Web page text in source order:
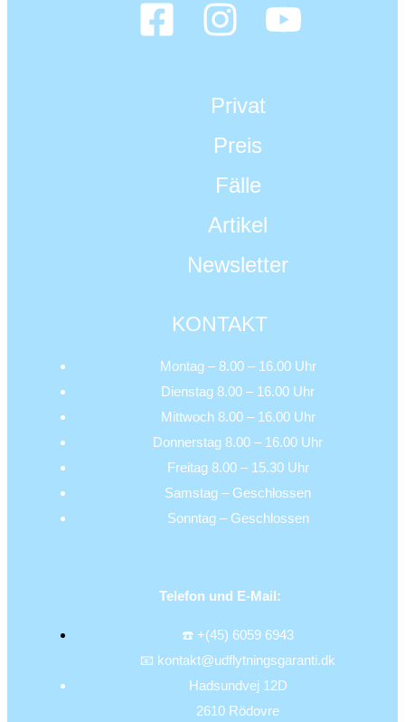
Privat
Preis
Fälle
Artikel
Newsletter
KONTAKT
Montag – 8.00 – 16.00 Uhr
Dienstag 8.00 – 16.00 Uhr
Mittwoch 8.00 – 16.00 Uhr
Donnerstag 8.00 – 16.00 Uhr
Freitag 8.00 – 15.30 Uhr
Samstag – Geschlossen
Sonntag – Geschlossen
Telefon und E-Mail:
☎️ +(45) 6059 6943
📧 kontakt@udflytningsgaranti.dk
Hadsundvej 12D
2610 Rödovre